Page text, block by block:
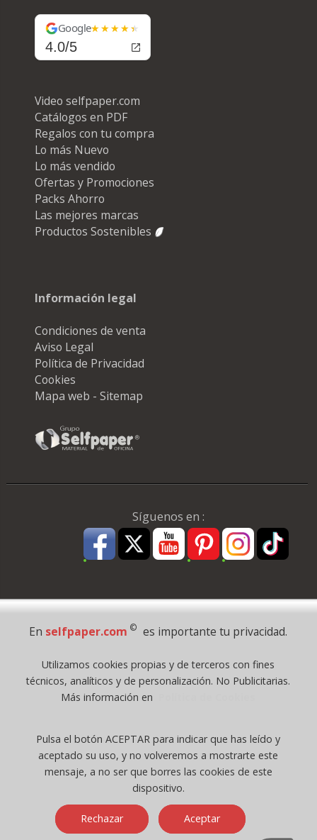
Google
4.0/5
Video selfpaper.com
Catálogos en PDF
Regalos con tu compra
Lo más Nuevo
Lo más vendido
Ofertas y Promociones
Packs Ahorro
Las mejores marcas
Productos Sostenibles
Información legal
Condiciones de venta
Aviso Legal
Política de Privacidad
Cookies
Mapa web - Sitemap
Síguenos en :
Pago Seguro
Todos los derechos reservados
©selfpaper.com, y las webs de ©gruposelfpaper.org están gestionadas, y
Registro Mercantil de Valencia ( España ) CEE:
Tomo 7263, Libro 4565, Folio 1, Sección 8, Hoja V-85203.
Móvil / Tablet - Bot mozilla/5.0 (linux; android 14; pixel 8)
applewebkit/537.36 (khtml, like gecko) chrome/131.0.0.0 mobile
En selfpaper.com © es importante tu privacidad.
Utilizamos cookies propias y de terceros con fines
técnicos, analíticos y de personalización. No Publicitarias.
Más información en
Pulsa el botón ACEPTAR para indicar que has leído y
aceptado su uso, y no volveremos a mostrarte este
mensaje, a no ser que borres las cookies de este
dispositivo.
Rechazar Aceptar